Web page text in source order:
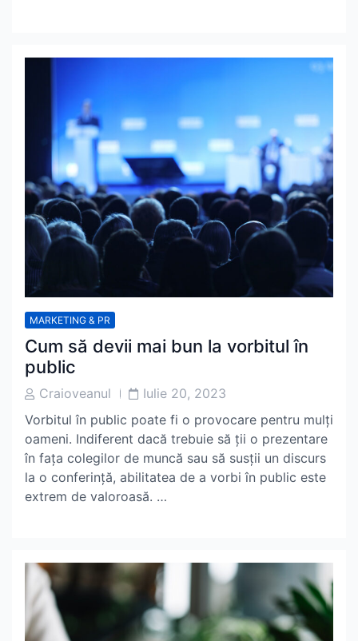
MARKETING & PR
Cum să devii mai bun la vorbitul în
public
PostCraioveanul
PostIulie 20, 2023
Vorbitul în public poate fi o provocare pentru mulți
oameni. Indiferent dacă trebuie să ții o prezentare
în fața colegilor de muncă sau să susții un discurs
la o conferință, abilitatea de a vorbi în public este
extrem de valoroasă. …